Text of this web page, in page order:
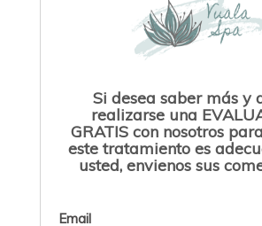
Si desea saber más y
realizarse una
GRATIS con nosotros
este tratamiento es
usted, envienos sus
Email